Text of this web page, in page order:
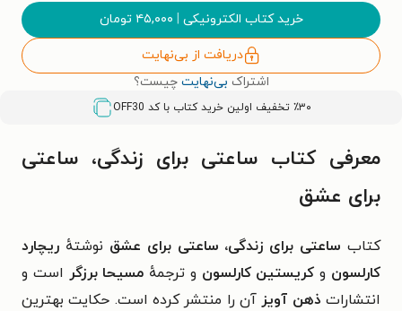
خرید کتاب الکترونیکی | ۴۵,۰۰۰ تومان
دریافت از بی‌نهایت
اشتراک بی‌نهایت چیست؟
٪۳۰ تخفیف اولین خرید کتاب با کد OFF30
معرفی کتاب ساعتی برای زندگی، ساعتی
برای عشق
کتاب ساعتی برای زندگی، ساعتی برای عشق نوشتهٔ ریچارد
کارلسون و کریستین کارلسون و ترجمهٔ مسیحا برزگر است و
انتشارات ذهن آویز آن را منتشر کرده است. حکایت بهترین